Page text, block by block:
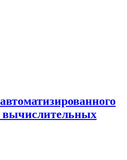
вычислительных